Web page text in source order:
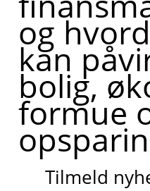
og
kan
bolig,
formue
Tilmeld